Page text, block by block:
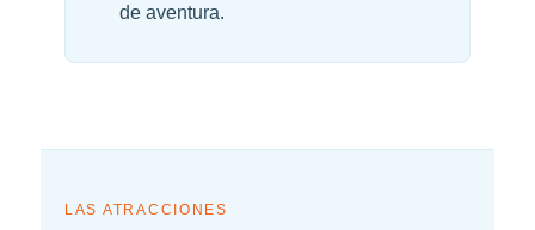
de aventura.
LAS ATRACCIONES